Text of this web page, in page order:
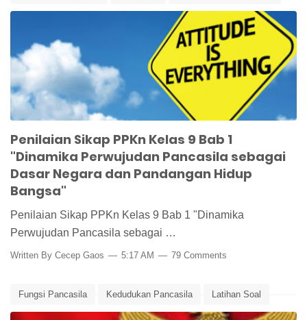
Penilaian Sikap
Penilaian Sikap PPKn Kelas 9 Bab 1
"Dinamika Perwujudan Pancasila sebagai
Dasar Negara dan Pandangan Hidup
Bangsa"
Penilaian Sikap PPKn Kelas 9 Bab 1 "Dinamika
Perwujudan Pancasila sebagai …
Written By Cecep Gaos 5:17 AM 79 Comments
Fungsi Pancasila Kedudukan Pancasila Latihan Soal
Latihan Soal PPKn Kelas 8 Bab 1 Media Pembelajaran